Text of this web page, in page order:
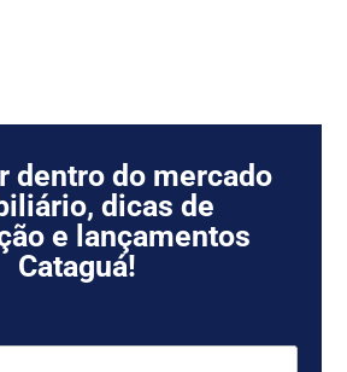
dentro do mercado
dicas de
e lançamentos
Cataguá!